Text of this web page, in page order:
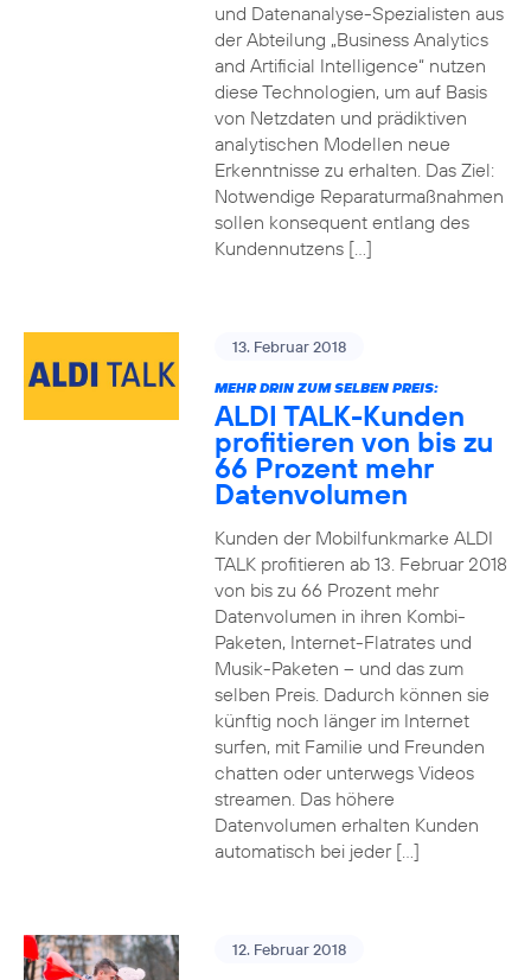
und Datenanalyse-Spezialisten aus
der Abteilung „Business Analytics
and Artificial Intelligence“ nutzen
diese Technologien, um auf Basis
von Netzdaten und prädiktiven
analytischen Modellen neue
Erkenntnisse zu erhalten. Das Ziel:
Notwendige Reparaturmaßnahmen
sollen konsequent entlang des
Kundennutzens […]
13. Februar 2018
MEHR DRIN ZUM SELBEN PREIS:
ALDI TALK-Kunden
profitieren von bis zu
66 Prozent mehr
Datenvolumen
Kunden der Mobilfunkmarke ALDI
TALK profitieren ab 13. Februar 2018
von bis zu 66 Prozent mehr
Datenvolumen in ihren Kombi-
Paketen, Internet-Flatrates und
Musik-Paketen – und das zum
selben Preis. Dadurch können sie
künftig noch länger im Internet
surfen, mit Familie und Freunden
chatten oder unterwegs Videos
streamen. Das höhere
Datenvolumen erhalten Kunden
automatisch bei jeder […]
12. Februar 2018